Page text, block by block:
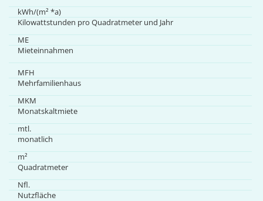
kWh/(m² *a)
Kilowattstunden pro Quadratmeter und Jahr
ME
Mieteinnahmen
MFH
Mehrfamilienhaus
MKM
Monatskaltmiete
mtl.
monatlich
m²
Quadratmeter
Nfl.
Nutzfläche